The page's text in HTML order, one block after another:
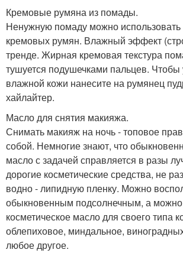
Кремовые румяна из помады.
Ненужную помаду можно использовать
кремовых румян. Влажный эффект
тренде. Жирная кремовая текстура
тушуется подушечками пальцев.
влажной кожи нанесите на румянец
хайлайтер.
Масло для снятия макияжа.
Снимать макияж на ночь - топовое
собой. Немногие знают, что
масло с задачей справляется в разы
дорогие косметические средства, не
водно - липидную пленку. Можно
обыкновенным подсолнечным, а можно
косметическое масло для своего типа
облепиховое, миндальное,
любое другое.